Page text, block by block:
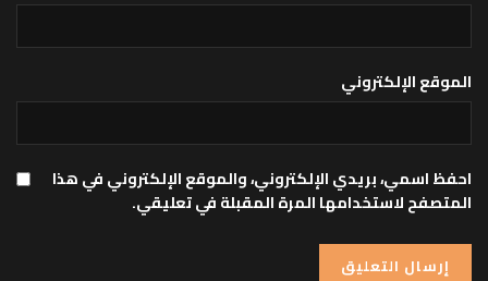
الموقع الإلكتروني
احفظ اسمي، بريدي الإلكتروني، والموقع الإلكتروني في هذا
المتصفح لاستخدامها المرة المقبلة في تعليقي.